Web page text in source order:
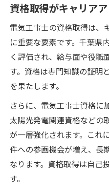
資格取得がキャリア
電気工事士の資格取得は、
に重要な要素です。千葉県
く評価され、給与面や役職
す。資格は専門知識の証明
を果たします。
さらに、電気工事士資格に
太陽光発電関連資格などの
が一層強化されます。これ
件への参画機会が増え、長
なります。資格取得は自己
す。